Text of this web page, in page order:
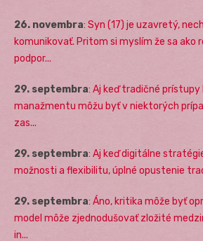
26. novembra: Syn (17) je uzavretý,
komunikovať. Pritom si myslím že sa ako
podpor...
29. septembra: Aj keď tradičné
manažmentu môžu byť v niektorých
zas...
29. septembra: Aj keď digitálne
možnosti a flexibilitu, úplné opustenie
29. septembra: Áno, kritika môže byť
model môže zjednodušovať zložité
in...